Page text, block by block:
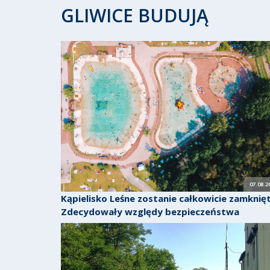
GLIWICE BUDUJĄ
Kąpielisko Leśne zostanie całkowicie
Zdecydowały względy bezpieczeństwa